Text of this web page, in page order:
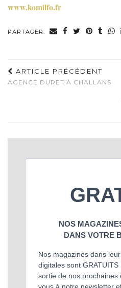
www.komilfo.fr
PARTAGER:
ARTICLE PRÉCÉDENT
AGENCE DURET À CHALLANS